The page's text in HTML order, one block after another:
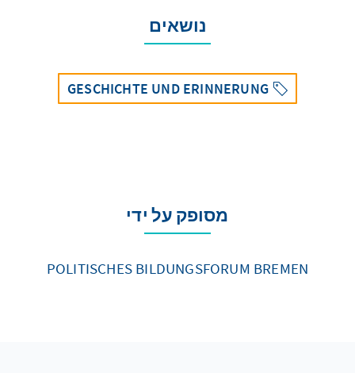
נושאים
GESCHICHTE UND ERINNERUNG
מסופק על ידי
POLITISCHES BILDUNGSFORUM BREMEN